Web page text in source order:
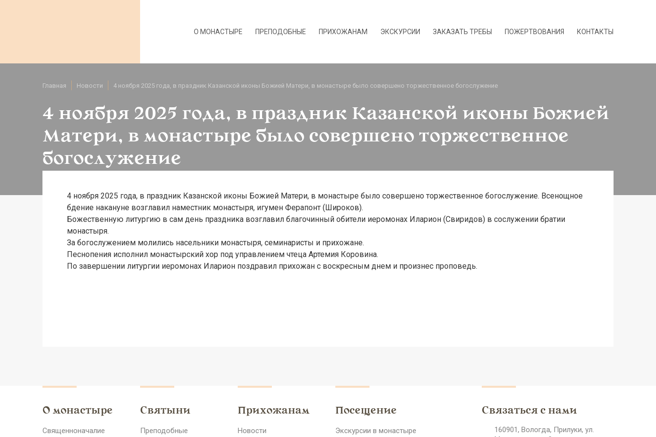
О МОНАСТЫРЕ ПРЕПОДОБНЫЕ ПРИХОЖАНАМ ЭКСКУРСИИ ЗАКАЗАТЬ ТРЕБЫ ПОЖЕРТВОВАНИЯ КОНТАКТЫ
Главная Новости 4 ноября 2025 года, в праздник Казанской иконы Божией Матери, в монастыре было совершено торжественное богослужение
4 ноября 2025 года, в праздник Казанской иконы Божией
Матери, в монастыре было совершено торжественное
богослужение
4 ноября 2025 года, в праздник Казанской иконы Божией Матери, в монастыре было совершено торжественное богослужение. Всенощное
бдение накануне возглавил наместник монастыря, игумен Ферапонт (Широков).
Божественную литургию в сам день праздника возглавил благочинный обители иеромонах Иларион (Свиридов) в сослужении братии
монастыря.
За богослужением молились насельники монастыря, семинаристы и прихожане.
Песнопения исполнил монастырский хор под управлением чтеца Артемия Коровина.
По завершении литургии иеромонах Иларион поздравил прихожан с воскресным днем и произнес проповедь.
О монастыре
Священноначалие
Святыни
Преподобные
Прихожанам
Новости
Посещение
Экскурсии в монастыре
Связаться с нами
160901, Вологда, Прилуки, ул.